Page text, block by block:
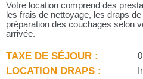
Votre location comprend des
les frais de nettoyage, les draps
préparation des couchages selon
arrivée.
TAXE DE SÉJOUR :
LOCATION DRAPS :